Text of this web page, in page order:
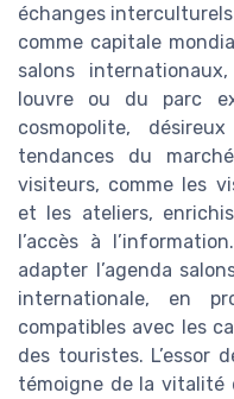
échanges
comme capitale
salons
louvre ou du parc
cosmopolite,
tendances du
visiteurs, comme les
et les ateliers,
l’accès à
adapter l’agenda
internationale, en
compatibles avec les
des touristes. L’essor
témoigne de la vitalité